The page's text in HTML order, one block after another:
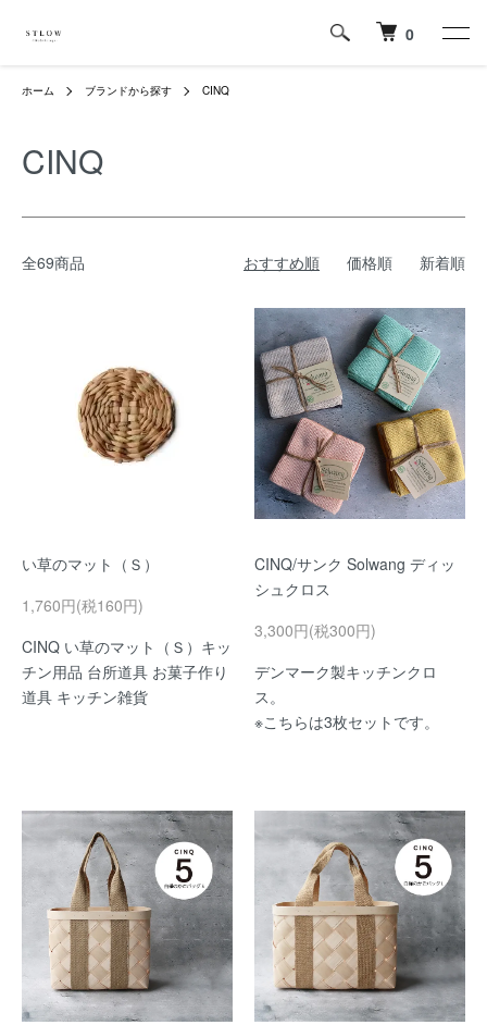
0
ホーム ブランドから探す CINQ
CINQ
全69商品 おすすめ順 価格順 新着順
い草のマット（Ｓ）
1,760円(税160円)
CINQ い草のマット（Ｓ）キッ
チン用品 台所道具 お菓子作り
道具 キッチン雑貨
CINQ/サンク Solwang ディッ
シュクロス
3,300円(税300円)
デンマーク製キッチンクロ
ス。
※こちらは3枚セットです。